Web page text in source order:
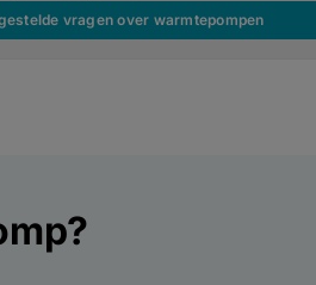
vragen over warmtepompen